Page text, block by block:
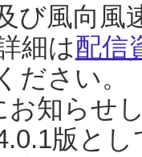
び風向風
細は配信
ださい。
お知らせ
版と